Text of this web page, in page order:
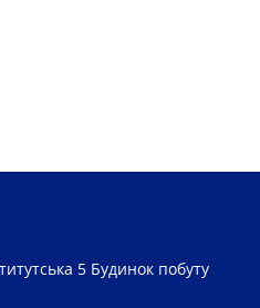
5 Будинок побуту